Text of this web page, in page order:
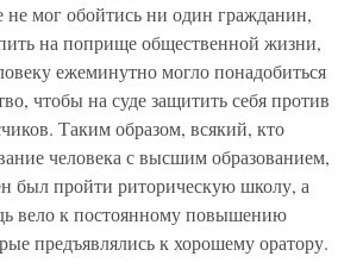
не мог обойтись ни один гражданин,
на поприще общественной жизни,
ежеминутно могло понадобиться
чтобы на суде защитить себя против
Таким образом, всякий, кто
человека с высшим образованием,
был пройти риторическую школу, а
вело к постоянному повышению
предъявля­лись к хорошему оратору.